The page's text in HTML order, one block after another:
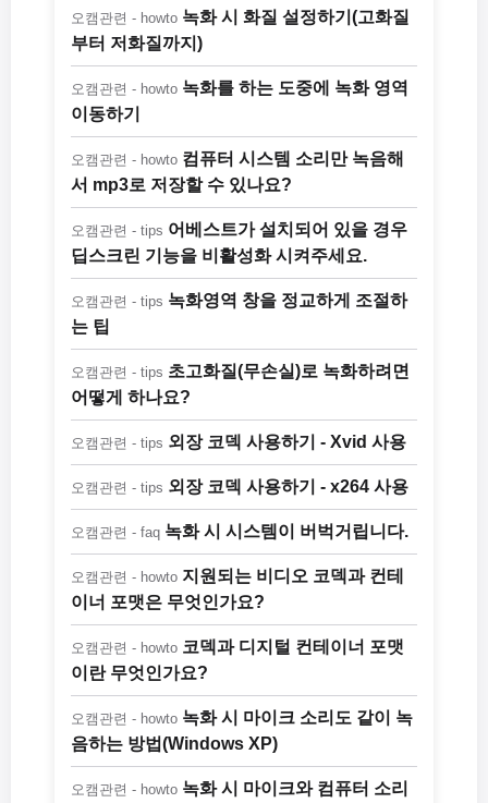
오캠관련 - howto 녹화 시 화질 설정하기(고화질
부터 저화질까지)
오캠관련 - howto 녹화를 하는 도중에 녹화 영역
이동하기
오캠관련 - howto 컴퓨터 시스템 소리만 녹음해
서 mp3로 저장할 수 있나요?
오캠관련 - tips 어베스트가 설치되어 있을 경우
딥스크린 기능을 비활성화 시켜주세요.
오캠관련 - tips 녹화영역 창을 정교하게 조절하
는 팁
오캠관련 - tips 초고화질(무손실)로 녹화하려면
어떻게 하나요?
오캠관련 - tips 외장 코덱 사용하기 - Xvid 사용
오캠관련 - tips 외장 코덱 사용하기 - x264 사용
오캠관련 - faq 녹화 시 시스템이 버벅거립니다.
오캠관련 - howto 지원되는 비디오 코덱과 컨테
이너 포맷은 무엇인가요?
오캠관련 - howto 코덱과 디지털 컨테이너 포맷
이란 무엇인가요?
오캠관련 - howto 녹화 시 마이크 소리도 같이 녹
음하는 방법(Windows XP)
오캠관련 - howto 녹화 시 마이크와 컴퓨터 소리